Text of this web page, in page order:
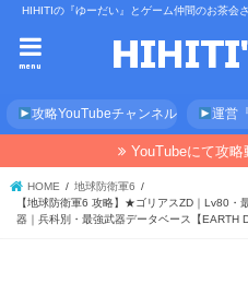
HIHITIの『ゆーだい』とゲーム仲間のお茶会
menu
攻略YouTubeチャンネル 運営
YouTubeにて攻略
HOME
地球防衛軍6
【地球防衛軍6 攻略】★ゴリアスZD｜Lv80
器｜兵科別・最強武器データベース【EARTH